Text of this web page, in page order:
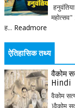
ह... Readmore
ऐतिहासिक तथ्य
वैकोम
Hindi
वैकोम
)वैकोम